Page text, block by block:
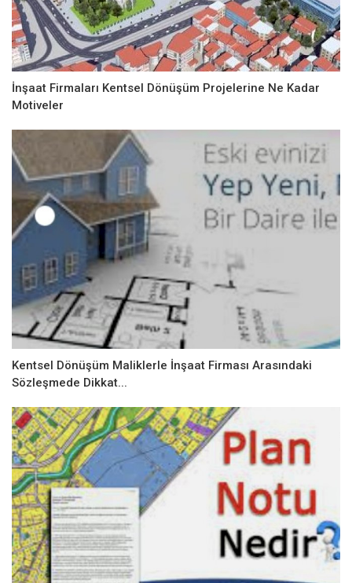
İnşaat Firmaları Kentsel Dönüşüm Projelerine Ne Kadar
Motiveler
Kentsel Dönüşüm Maliklerle İnşaat Firması Arasındaki
Sözleşmede Dikkat...